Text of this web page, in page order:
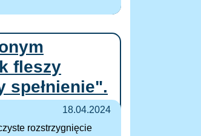
fleszy
spełnienie".
18.04.2024
rozstrzygnięcie